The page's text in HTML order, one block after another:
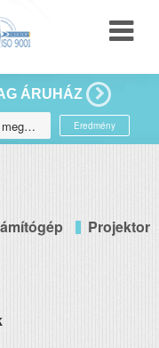
ÁRUHÁZ
Eredmény
Projektor